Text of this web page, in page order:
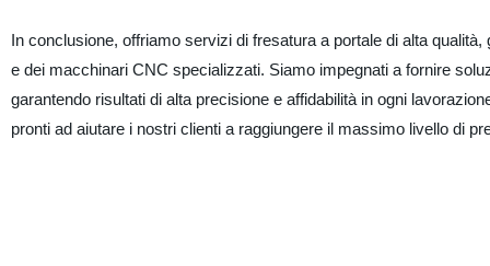
In conclusione, offriamo servizi di fresatura a portale di alta
e dei macchinari CNC specializzati. Siamo impegnati a fornire
garantendo risultati di alta precisione e affidabilità in ogni
pronti ad aiutare i nostri clienti a raggiungere il massimo livello di